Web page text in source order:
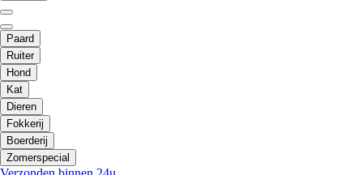
Paard
Ruiter
Hond
Kat
Dieren
Fokkerij
Boerderij
Zomerspecial